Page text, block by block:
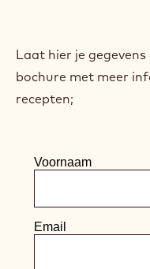
Laat hier je
bochure met meer
recepten;